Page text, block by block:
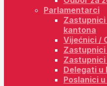
Parlamentarci
kantona
Vijećnici /
Zastupnici
Zastupnici
Delegati u
Poslanici u